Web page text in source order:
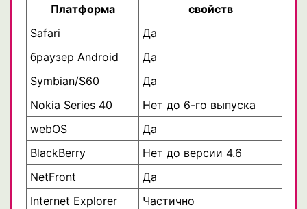
Платформа
свойств
Safari
Да
браузер Android
Да
Symbian/S60
Да
Nokia Series 40
Нет до 6-го выпуска
webOS
Да
BlackBerry
Нет до версии 4.6
NetFront
Да
Internet Explorer
Частично